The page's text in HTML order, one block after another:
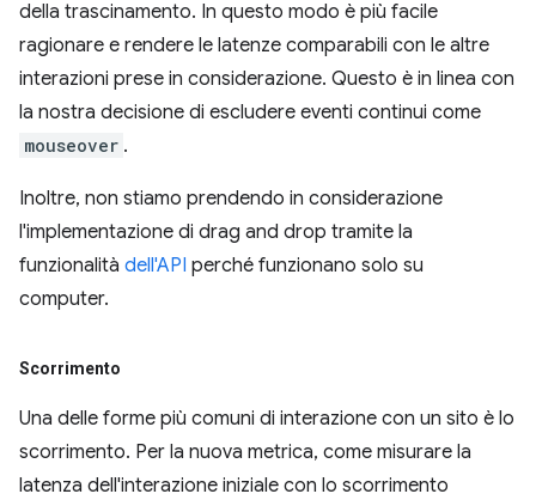
della trascinamento. In questo modo è più facile
ragionare e rendere le latenze comparabili con le altre
interazioni prese in considerazione. Questo è in linea con
la nostra decisione di escludere eventi continui come
mouseover .
Inoltre, non stiamo prendendo in considerazione
l'implementazione di drag and drop tramite la
funzionalità dell'API perché funzionano solo su
computer.
Scorrimento
Una delle forme più comuni di interazione con un sito è lo
scorrimento. Per la nuova metrica, come misurare la
latenza dell'interazione iniziale con lo scorrimento